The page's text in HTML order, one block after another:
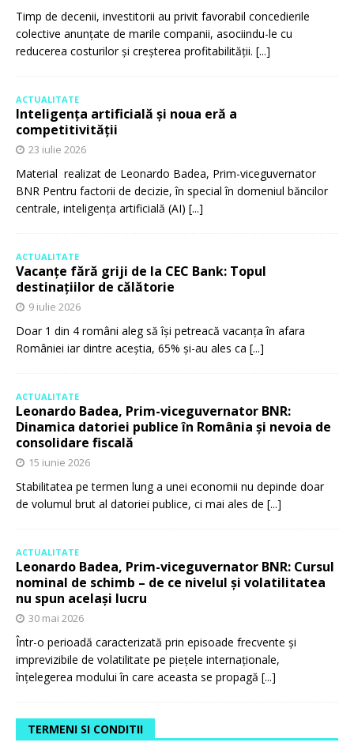
Timp de decenii, investitorii au privit favorabil concedierile
colective anunțate de marile companii, asociindu-le cu
reducerea costurilor și creșterea profitabilității. [...]
ACTUALITATE
Inteligența artificială și noua eră a
competitivității
23 iulie 2026
Material realizat de Leonardo Badea, Prim-viceguvernator
BNR Pentru factorii de decizie, în special în domeniul băncilor
centrale, inteligența artificială (AI) [...]
ACTUALITATE
Vacanțe fără griji de la CEC Bank: Topul
destinațiilor de călătorie
9 iulie 2026
Doar 1 din 4 români aleg să își petreacă vacanța în afara
României iar dintre aceștia, 65% și-au ales ca [...]
ACTUALITATE
Leonardo Badea, Prim-viceguvernator BNR:
Dinamica datoriei publice în România și nevoia de
consolidare fiscală
15 iunie 2026
Stabilitatea pe termen lung a unei economii nu depinde doar
de volumul brut al datoriei publice, ci mai ales de [...]
ACTUALITATE
Leonardo Badea, Prim-viceguvernator BNR: Cursul
nominal de schimb – de ce nivelul și volatilitatea
nu spun același lucru
30 mai 2026
Într-o perioadă caracterizată prin episoade frecvente și
imprevizibile de volatilitate pe piețele internaționale,
înțelegerea modului în care aceasta se propagă [...]
TERMENI SI CONDITII